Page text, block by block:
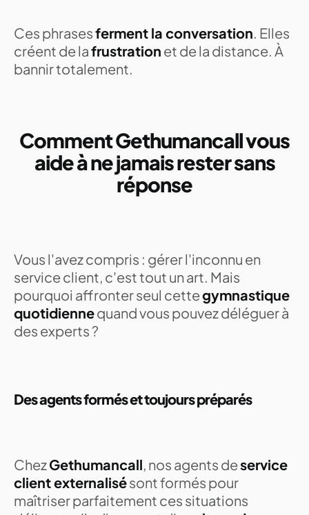
Ces phrasesferment la conversation. Elles
créent de lafrustration et de la distance. À
bannir totalement.
Comment Gethumancall vous
aide à ne jamais rester sans
réponse
Vous l'avez compris : gérer l'inconnu en
service client, c'est tout un art. Mais
pourquoi affronter seul cettegymnastique
quotidiennequand vous pouvez déléguer à
des experts ?
Des agents formés et toujours préparés
ChezGethumancall, nos agents deservice
client externalisésont formés pour
maîtriser parfaitement ces situations